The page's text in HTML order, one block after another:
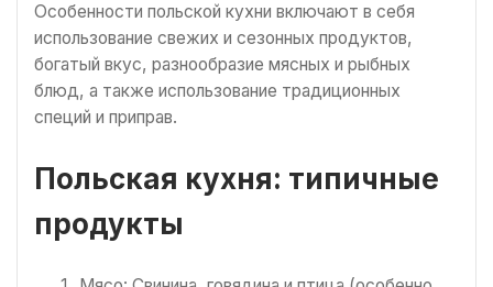
Особенности польской кухни включают в себя
использование свежих и сезонных продуктов,
богатый вкус, разнообразие мясных и рыбных
блюд, а также использование традиционных
специй и приправ.
Польская кухня: типичные
продукты